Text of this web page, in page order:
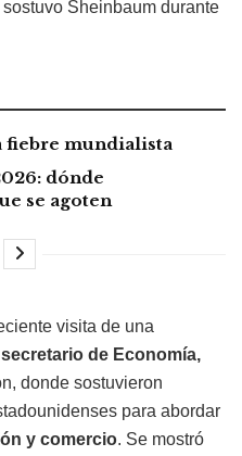
Sheinbaum durante
fiebre mundialista
dónde
se agoten
visita de una
de Economía,
donde sostuvieron
para abordar
y comercio. Se mostró